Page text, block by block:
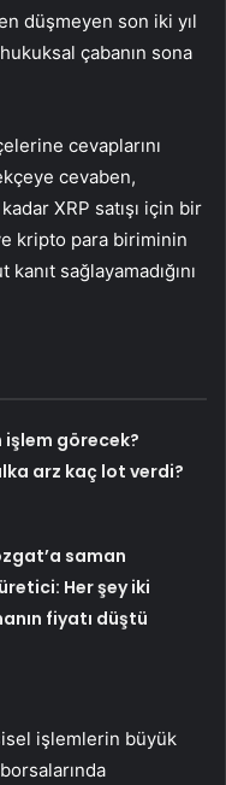
düşmeyen son iki yıl
çabanın sona
cevaplarını
cevaben,
XRP satışı için bir
kripto para biriminin
sağlayamadığını
işlem görecek?
arz kaç lot verdi?
saman
Her şey iki
fiyatı düştü
işlemlerin büyük